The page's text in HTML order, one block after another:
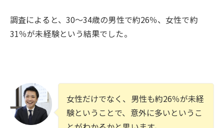
調査によると、30～34歳の男性で約26％、女性で約
31％が未経験という結果でした。
女性だけでなく、男性も約26％が未経
験ということで、意外に多いというこ